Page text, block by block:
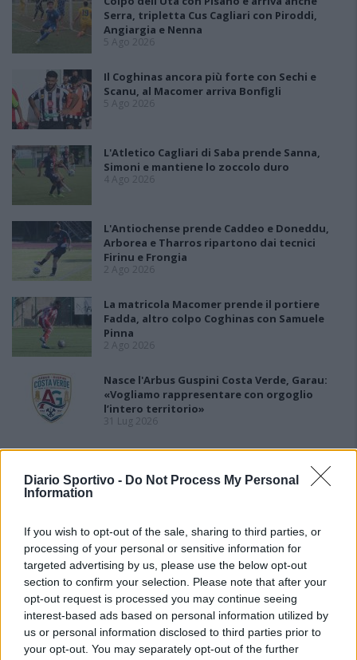
Diario Sportivo - Do Not Process My Personal
Information
If you wish to opt-out of the sale, sharing to third parties, or
processing of your personal or sensitive information for
targeted advertising by us, please use the below opt-out
section to confirm your selection. Please note that after your
opt-out request is processed you may continue seeing
interest-based ads based on personal information utilized by
us or personal information disclosed to third parties prior to
your opt-out. You may separately opt-out of the further
Serra, tripletta Cus Cagliari con Piroddi,
Angiargia e Nenna
5 Ago 2026
Il Coghinas ancora più forte con Sechi e
Scanu, al Macomer arriva Bonfigli
5 Ago 2026
L'Atletico Cagliari di Saba prende Sanna,
Simoni e mantiene lo zoccolo duro
4 Ago 2026
L'Antiochense prende Caddeo e Doneddu,
Arborea e Tharros ripartono dai tecnici
Firinu e Frongia
2 Ago 2026
La matricola Macomer prende il portiere
Fadda, altro colpo Coghinas con Samuele
Pinna
2 Ago 2026
Nasce l'Arbus Guspini Costa Verde, Garau:
«Vogliamo rappresentare con orgoglio
l’intero territorio»
31 Lug 2026
Il Sant'Elena si riprende il difensore Mancusi